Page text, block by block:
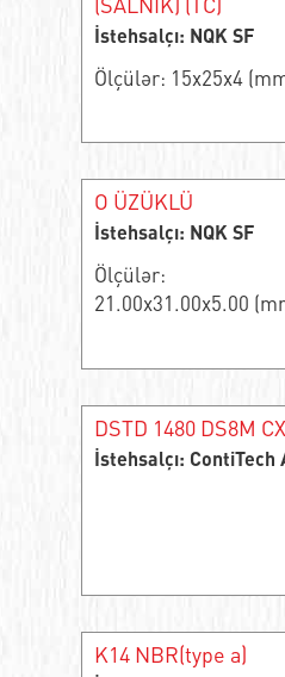
İstehsalçı: NQK SF
Ölçülər: 15x25x4
O ÜZÜKLÜ
İstehsalçı: NQK SF
Ölçülər:
21.00x31.00x5.00
DSTD 1480 DS8M
İstehsalçı: ContiTech
K14 NBR(type a)